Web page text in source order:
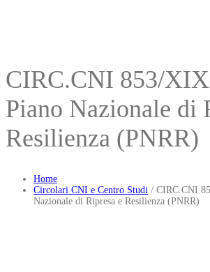
CIRC.CNI 853/XIX
Piano Nazionale di
Resilienza (PNRR)
Home
Circolari CNI e Centro Studi / CIRC.CNI
Nazionale di Ripresa e Resilienza (PNRR)